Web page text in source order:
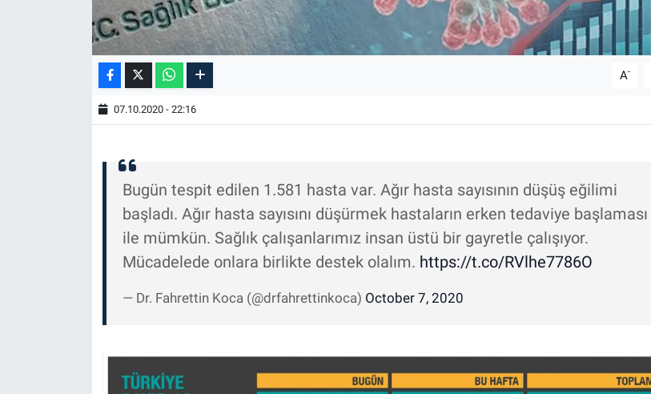
A-
07.10.2020 - 22:16
Bugün tespit edilen 1.581 hasta var. Ağır hasta sayısının düşüş eğilimi
başladı. Ağır hasta sayısını düşürmek hastaların erken tedaviye başlaması
ile mümkün. Sağlık çalışanlarımız insan üstü bir gayretle çalışıyor.
Mücadelede onlara birlikte destek olalım. https://t.co/RVlhe7786O
— Dr. Fahrettin Koca (@drfahrettinkoca) October 7, 2020